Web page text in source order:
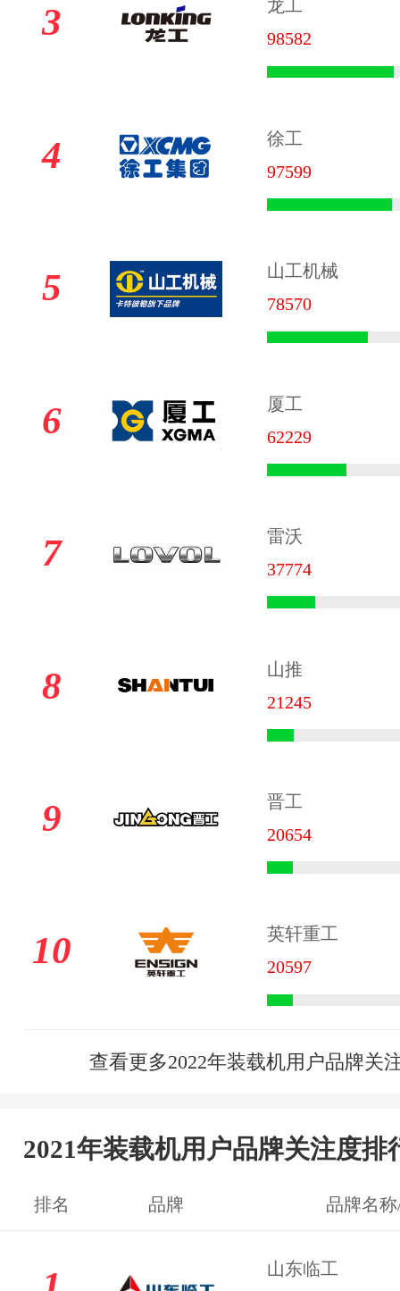
3
龙工
98582
4
徐工
97599
5
山工机械
78570
6
厦工
62229
7
雷沃
37774
8
山推
21245
9
晋工
20654
10
英轩重工
20597
查看更多2022年装载机用户品牌关
2021年装载机用户品牌关注度排
排名 品牌 品牌名
山东临工